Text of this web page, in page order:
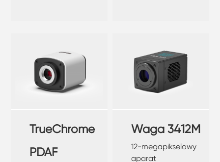
TrueChrome
PDAF
Waga 3412M
12-megapikselowy
aparat